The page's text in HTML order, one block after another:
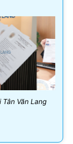
Văn Lang